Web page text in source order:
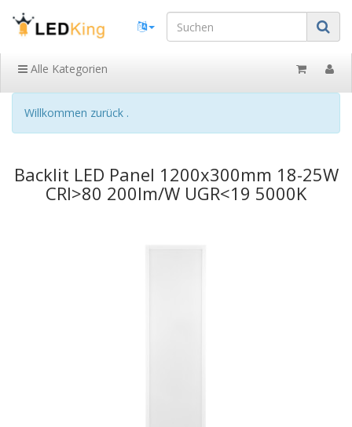
Alle Kategorien
Willkommen zurück .
Backlit LED Panel 1200x300mm 18-25W
CRI>80 200lm/W UGR<19 5000K